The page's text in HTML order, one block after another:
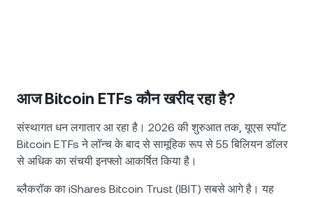
आज Bitcoin ETFs कौन खरीद रहा है?
संस्थागत धन लगातार आ रहा है। 2026 की शुरुआत तक, यूएस स्पॉट
Bitcoin ETFs ने लॉन्च के बाद से सामूहिक रूप से 55 बिलियन डॉलर
से अधिक का संचयी इनफ्लो आकर्षित किया है।
ब्लैकरॉक का iShares Bitcoin Trust (IBIT) सबसे आगे है। यह